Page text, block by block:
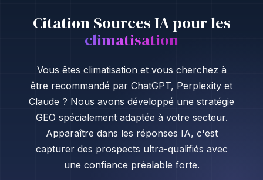
Citation Sources IA pour les
climatisation
Vous êtes climatisation et vous cherchez à
être recommandé par ChatGPT, Perplexity et
Claude ? Nous avons développé une stratégie
GEO spécialement adaptée à votre secteur.
Apparaître dans les réponses IA, c'est
capturer des prospects ultra-qualifiés avec
une confiance préalable forte.